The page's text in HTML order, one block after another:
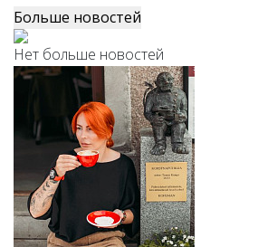
Больше новостей
Нет больше новостей